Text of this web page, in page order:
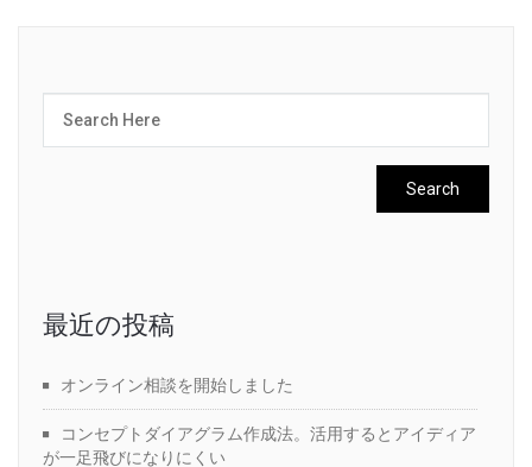
最近の投稿
オンライン相談を開始しました
コンセプトダイアグラム作成法。活用するとアイディア
が一足飛びになりにくい